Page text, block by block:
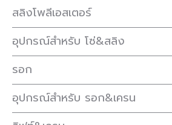
สลิงโพลีเอสเตอร์
อุปกรณ์สำหรับ โซ่&สลิง
รอก
อุปกรณ์สำหรับ รอก&เครน